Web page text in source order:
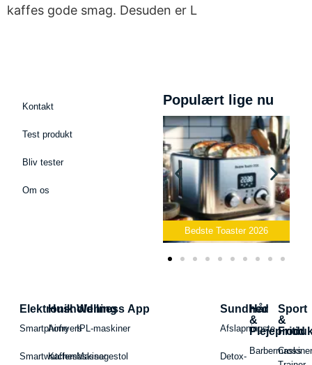
kaffes gode smag. Desuden er L
Kontakt
Test produkt
Bliv tester
Om os
Populært lige nu
Bedste Toaster 2026
Elektronik
Smartphone
Smartwatches
Husholdning
Airfryers
Kaffemaskiner
Wellness App
IPL-maskiner
Massagestol
Sundhed
Afslapningste
Detox-
Hår
&
Sport
&
Fritid
Cross